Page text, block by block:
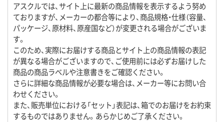
アスクルでは、サイト上に最新の商品情報を表示するよう努め
ておりますが、メーカーの都合等により、商品規格・仕様（容量、
パッケージ、原材料、原産国など）が変更される場合がございま
す。
このため、実際にお届けする商品とサイト上の商品情報の表記
が異なる場合がございますので、ご使用前には必ずお届けした
商品の商品ラベルや注意書きをご確認ください。
さらに詳細な商品情報が必要な場合は、メーカー等にお問い合
わせください。
また、販売単位における「セット」表記は、箱でのお届けをお約束
するものではありません。あらかじめご了承ください。